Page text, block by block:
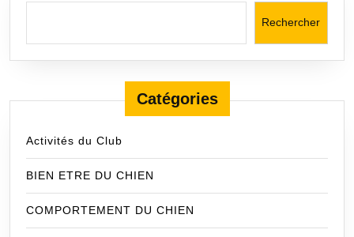
Rechercher
Catégories
Activités du Club
BIEN ETRE DU CHIEN
COMPORTEMENT DU CHIEN